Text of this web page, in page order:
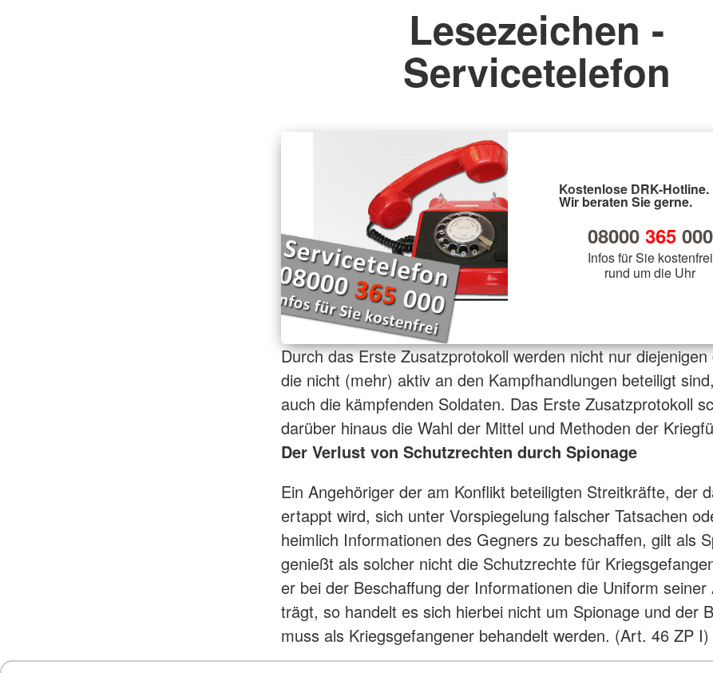
Lesezeichen -
Servicetelefon
Kostenlose DRK-Hotline.
Wir beraten Sie gerne.
08000 365000
Infos für Sie kostenfrei
rund um die Uhr
Durch das Erste Zusatzprotokoll werden nicht nur
die nicht (mehr) aktiv an den Kampfhandlungen beteiligt
auch die kämpfenden Soldaten. Das Erste Zusatzprotokoll
darüber hinaus die Wahl der Mittel und Methoden der
Der Verlust von Schutzrechten durch Spionage
Ein Angehöriger der am Konflikt beteiligten Streitkräfte, der
ertappt wird, sich unter Vorspiegelung falscher Tatsachen
heimlich Informationen des Gegners zu beschaffen, gilt als
genießt als solcher nicht die Schutzrechte für
er bei der Beschaffung der Informationen die Uniform seiner
trägt, so handelt es sich hierbei nicht um Spionage und der
muss als Kriegsgefangener behandelt werden. (Art. 46 ZP I)